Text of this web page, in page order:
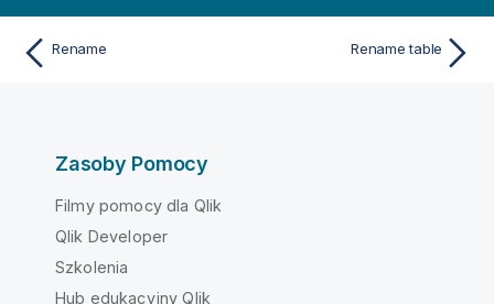
Rename Rename table
Zasoby Pomocy
Filmy pomocy dla Qlik
Qlik Developer
Szkolenia
Hub edukacyjny Qlik